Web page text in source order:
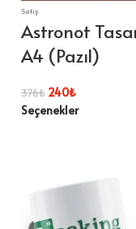
Satış
Astronot
A4 (Pazıl)
376₺ 240₺
Seçenekler